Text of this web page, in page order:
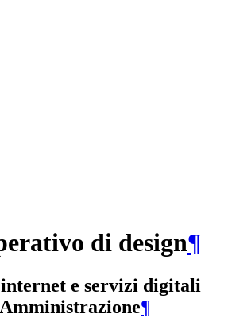
di design¶
e servizi digitali
¶